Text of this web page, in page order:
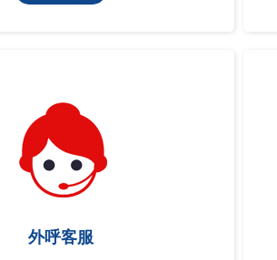
外呼客服